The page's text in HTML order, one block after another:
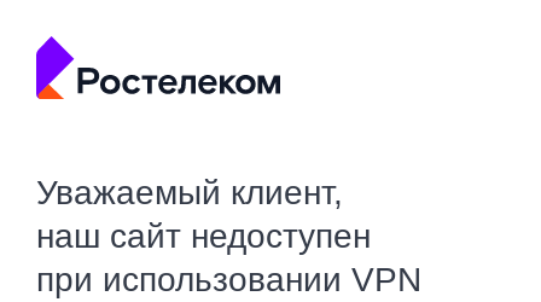
Уважаемый клиент,
наш сайт недоступен
при использовании VPN